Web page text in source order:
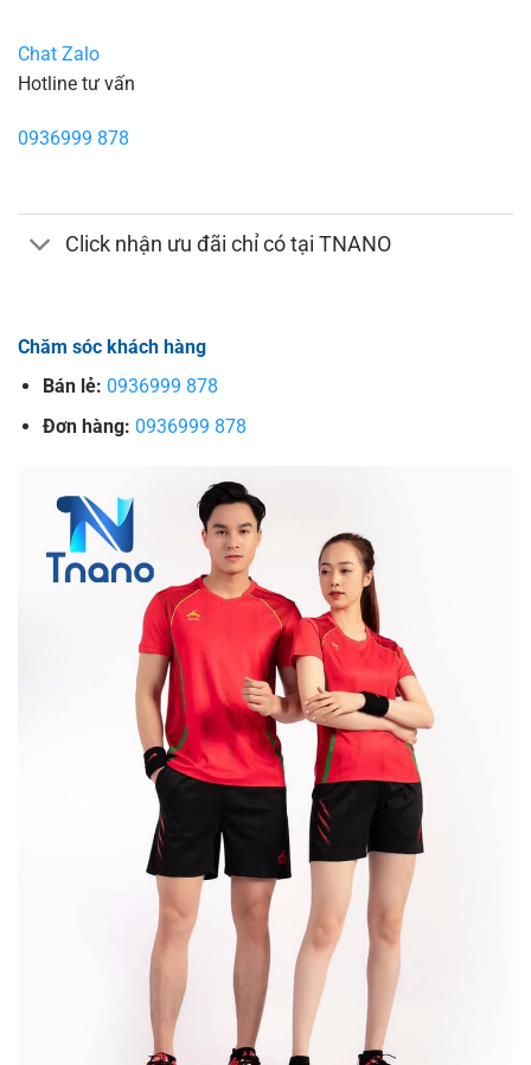
Chat Zalo
Hotline tư vấn
0936999 878
Click nhận ưu đãi chỉ có tại TNANO
Chăm sóc khách hàng
Bán lẻ: 0936999 878
Đơn hàng: 0936999 878